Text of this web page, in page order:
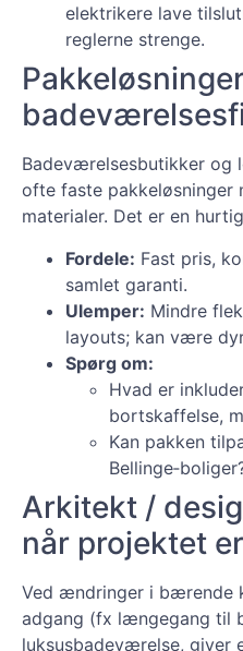
elektrikere lave
reglerne strenge.
Badeværelsesbutikker og
ofte faste pakkeløsninger
materialer. Det er en
Fordele: Fast pris,
samlet garanti.
Ulemper: Mindre
layouts; kan være
Spørg om:
Hvad er
bortskaffelse,
Kan pakken
Arkitekt /
når projektet
Ved ændringer i bærende
adgang (fx længegang til
luksusbadeværelse, giver